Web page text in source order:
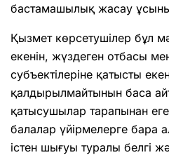
бастамашылық жасау
Қызмет көрсетушілер бұл
екенін, жүздеген отбасы
субъектілеріне қатысты
қалдырылмайтынын баса
қатысушылар тарапынан
балалар үйірмелерге бара
істен шығуы туралы белгі